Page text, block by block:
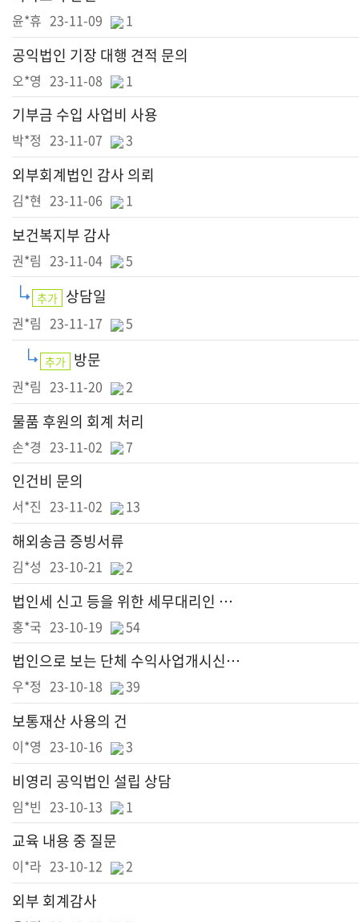
윤*휴 23-11-09 1
공익법인 기장 대행 견적 문의
오*영 23-11-08 1
기부금 수입 사업비 사용
박*정 23-11-07 3
외부회계법인 감사 의뢰
김*현 23-11-06 1
보건복지부 감사
권*림 23-11-04 5
추가 상담일
권*림 23-11-17 5
추가 방문
권*림 23-11-20 2
물품 후원의 회계 처리
손*경 23-11-02 7
인건비 문의
서*진 23-11-02 13
해외송금 증빙서류
김*성 23-10-21 2
법인세 신고 등을 위한 세무대리인 선정
홍*국 23-10-19 54
법인으로 보는 단체 수익사업개시신고 및 기타 운영관련 상담
우*정 23-10-18 39
보통재산 사용의 건
이*영 23-10-16 3
비영리 공익법인 설립 상담
임*빈 23-10-13 1
교육 내용 중 질문
이*라 23-10-12 2
외부 회계감사